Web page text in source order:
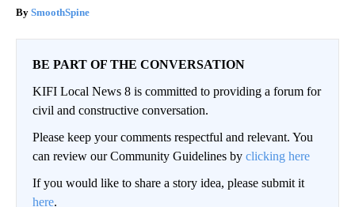
SmoothSpine
BE PART OF THE CONVERSATION
KIFI Local News 8 is committed to providing a forum for
civil and constructive conversation.
Please keep your comments respectful and relevant. You
can review our Community Guidelines by clicking here
If you would like to share a story idea, please submit it
here.